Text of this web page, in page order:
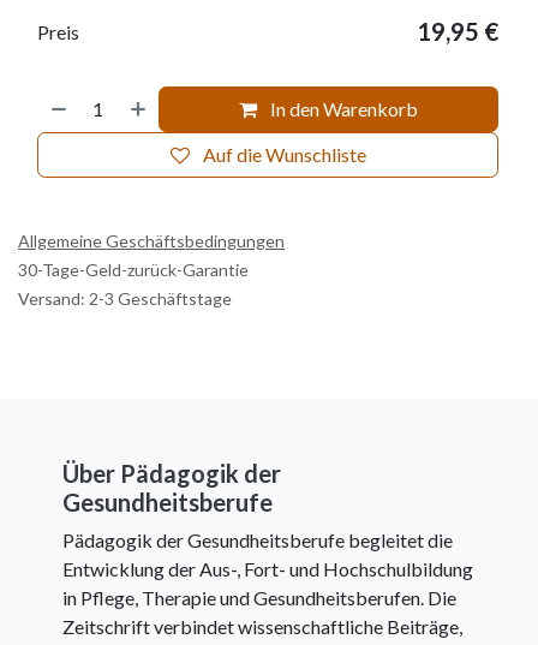
In den Warenkorb
Auf die Wunschliste
Preis 19,95 €
Allgemeine Geschäftsbedingungen
30-Tage-Geld-zurück-Garantie
Versand: 2-3 Geschäftstage
Über Pädagogik der
Gesundheitsberufe
Pädagogik der Gesundheitsberufe begleitet die
Entwicklung der Aus-, Fort- und Hochschulbildung
in Pflege, Therapie und Gesundheitsberufen. Die
Zeitschrift verbindet wissenschaftliche Beiträge,